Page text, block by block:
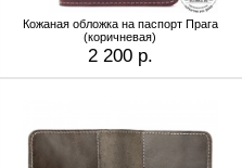
Кожаная обложка на паспорт Прага
(коричневая)
2 200 р.